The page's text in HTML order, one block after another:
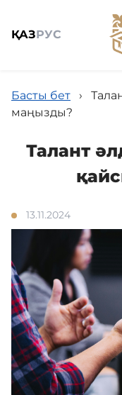
ҚАЗРУС
Жалпы мәлімет
Жаңалықтар
Біздің қызметтер
Байланыс
Әділдік алаңы
Басты бет ›
маңызды?
Талант
13.11.2024